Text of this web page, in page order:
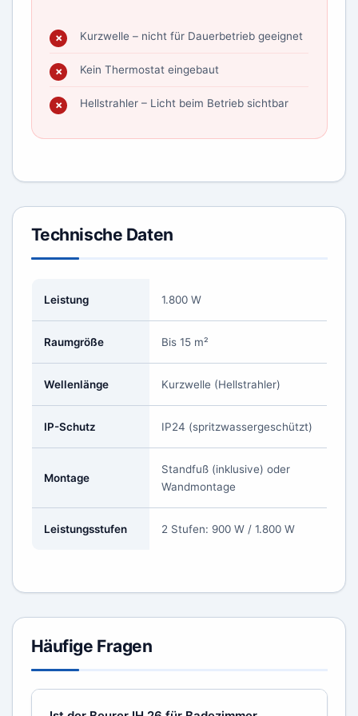
Kurzwelle – nicht für Dauerbetrieb geeignet
Kein Thermostat eingebaut
Hellstrahler – Licht beim Betrieb sichtbar
Technische Daten
Leistung 1.800 W
Raumgröße Bis 15 m²
Wellenlänge Kurzwelle (Hellstrahler)
IP-Schutz IP24 (spritzwassergeschützt)
Montage
Standfuß (inklusive) oder
Wandmontage
Leistungsstufen 2 Stufen: 900 W / 1.800 W
Häufige Fragen